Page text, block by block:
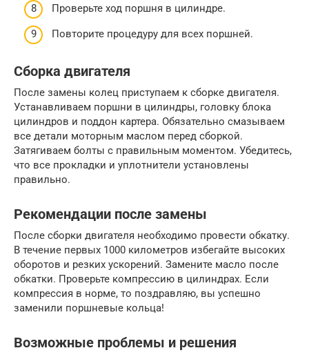
Проверьте ход поршня в цилиндре.
Повторите процедуру для всех поршней.
Сборка двигателя
После замены колец приступаем к сборке двигателя.
Устанавливаем поршни в цилиндры, головку блока
цилиндров и поддон картера. Обязательно смазываем
все детали моторным маслом перед сборкой.
Затягиваем болты с правильным моментом. Убедитесь,
что все прокладки и уплотнители установлены
правильно.
Рекомендации после замены
После сборки двигателя необходимо провести обкатку.
В течение первых 1000 километров избегайте высоких
оборотов и резких ускорений. Замените масло после
обкатки. Проверьте компрессию в цилиндрах. Если
компрессия в норме, то поздравляю, вы успешно
заменили поршневые кольца!
Возможные проблемы и решения